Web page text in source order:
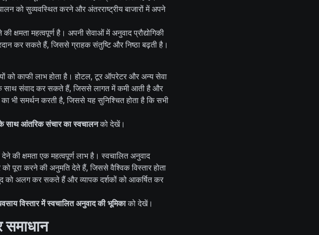
को सुव्यवस्थित करने और अंतरराष्ट्रीय बाजारों में अपने
क्षमता महत्वपूर्ण है। अपनी सेवाओं में अनुवाद प्रौद्योगिकी
कर सकते हैं, जिससे ग्राहक संतुष्टि और निष्ठा बढ़ती है।
को काफी लाभ होता है। होटल, टूर ऑपरेटर और अन्य सेवा
के साथ संवाद कर सकते हैं, जिससे लागत में कमी आती है और
भी समर्थन करती है, जिससे यह सुनिश्चित होता है कि सभी
साथ आंतरिक संचार का स्वचालनको देखें।
की क्षमता एक महत्वपूर्ण लाभ है। स्वचालित अनुवाद
पूरा करने की अनुमति देते हैं, जिससे वैश्विक विस्तार होता
को अलग कर सकते हैं और व्यापक दर्शकों को आकर्षित कर
विस्तार में स्वचालित अनुवाद की भूमिकाको देखें।
समाधान